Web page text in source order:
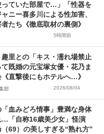
っていた部屋で…」「性器を
ニー喜多川による性加害、
たち《徹底取材の裏側》
5時間前
里との「キス・濡れ場禁止
既婚の元宝塚女優・花乃ま
直撃後にもホテルへ…》
部 2026/08/04
血みどろ情事」豊満な身体
…「自称16歳美少女」怪演
69）の美しすぎる“熟れ方”